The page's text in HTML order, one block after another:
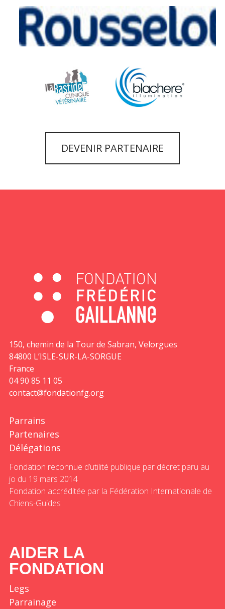
DEVENIR PARTENAIRE
150, chemin de la Tour de Sabran, Velorgues
84800 L’ISLE-SUR-LA-SORGUE
France
04 90 85 11 05
contact@fondationfg.org
Parrains
Partenaires
Délégations
Fondation reconnue d’utilité publique par décret paru au
jo du 19 mars 2014
Fondation accréditée par la Fédération Internationale de
Chiens-Guides
AIDER LA
FONDATION
Legs
Parrainage